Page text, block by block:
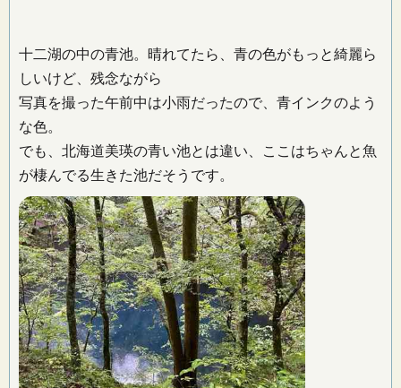
十二湖の中の青池。晴れてたら、青の色がもっと綺麗ら
しいけど、残念ながら
写真を撮った午前中は小雨だったので、青インクのよう
な色。
でも、北海道美瑛の青い池とは違い、ここはちゃんと魚
が棲んでる生きた池だそうです。